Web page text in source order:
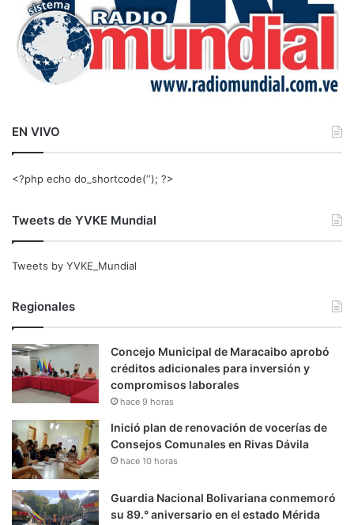
EN VIVO
<?php echo do_shortcode(‘‘); ?>
Tweets de YVKE Mundial
Tweets by YVKE_Mundial
Regionales
Concejo Municipal de Maracaibo aprobó
créditos adicionales para inversión y
compromisos laborales
hace 9 horas
Inició plan de renovación de vocerías de
Consejos Comunales en Rivas Dávila
hace 10 horas
Guardia Nacional Bolivariana conmemoró
su 89.° aniversario en el estado Mérida